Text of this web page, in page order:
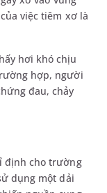
việc tiêm xơ là
hơi khó chịu
hợp, người
đau, chảy
định cho trường
dụng một dải